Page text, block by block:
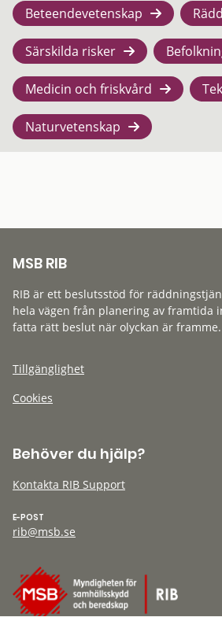
Beteendevetenskap
Särskilda risker
Medicin och friskvård
Naturvetenskap
MSB RIB
RIB är ett beslutsstöd för
hela vägen från planering av framtida
fatta rätt beslut när olyckan är framme.
Tillgänglighet
Cookies
Behöver du hjälp?
Kontakta RIB Support
E-POST
rib@msb.se